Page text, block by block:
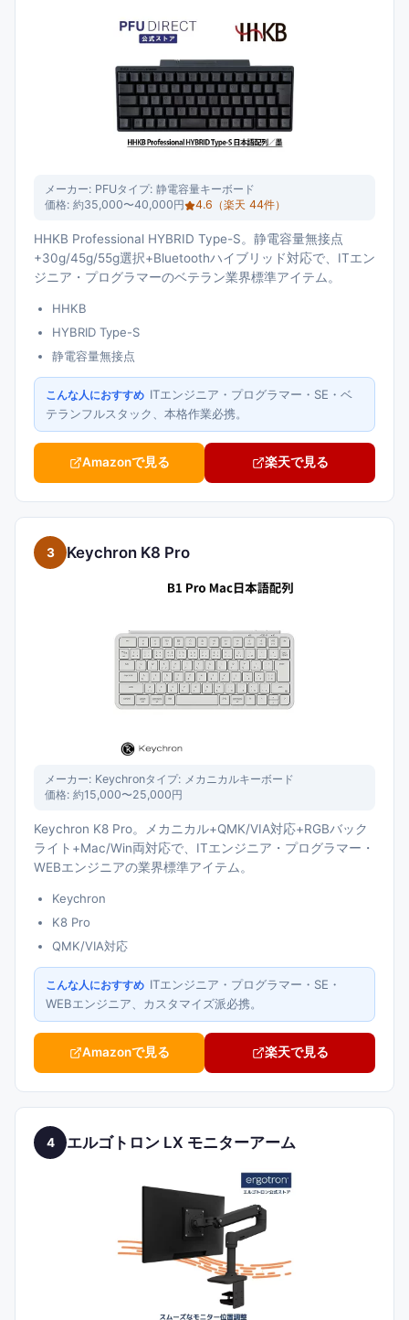
メーカー: PFUタイプ: 静電容量キーボード
価格: 約35,000〜40,000円 4.6 （楽天 44件）
HHKB Professional HYBRID Type-S。静電容量無接点
+30g/45g/55g選択+Bluetoothハイブリッド対応で、ITエン
ジニア・プログラマーのベテラン業界標準アイテム。
HHKB
HYBRID Type-S
静電容量無接点
こんな人におすすめ ITエンジニア・プログラマー・SE・ベ
テランフルスタック、本格作業必携。
Amazonで見る 楽天で見る
3 Keychron K8 Pro
メーカー: Keychronタイプ: メカニカルキーボード
価格: 約15,000〜25,000円
Keychron K8 Pro。メカニカル+QMK/VIA対応+RGBバック
ライト+Mac/Win両対応で、ITエンジニア・プログラマー・
WEBエンジニアの業界標準アイテム。
Keychron
K8 Pro
QMK/VIA対応
こんな人におすすめ ITエンジニア・プログラマー・SE・
WEBエンジニア、カスタマイズ派必携。
Amazonで見る 楽天で見る
4 エルゴトロン LX モニターアーム